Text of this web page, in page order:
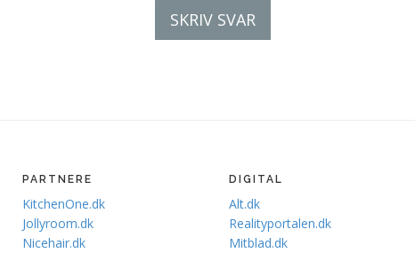
SKRIV SVAR
PARTNERE
KitchenOne.dk
Jollyroom.dk
Nicehair.dk
DIGITAL
Alt.dk
Realityportalen.dk
Mitblad.dk